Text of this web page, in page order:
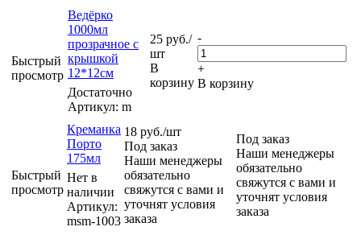
Быстрый
просмотр
Ведёрко
1000мл
прозрачное с
крышкой
12*12см
Достаточно
Артикул: m
25 руб./
шт
В
корзину
-
+
В корзину
Быстрый
просмотр
Креманка
Порто
175мл
Нет в
наличии
Артикул:
msm-1003
18 руб./шт
Под заказ
Наши менеджеры
обязательно
свяжутся с вами и
уточнят условия
заказа
Под заказ
Наши менеджеры
обязательно
свяжутся с вами и
уточнят условия
заказа